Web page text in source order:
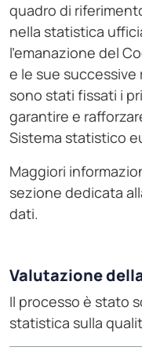
quadro di
nella statistica
l'emanazione del
e le sue successive
sono stati fissati i
garantire e
Sistema statistico
Maggiori
sezione dedicata
dati.
Valutazione
Il processo è stato
statistica sulla